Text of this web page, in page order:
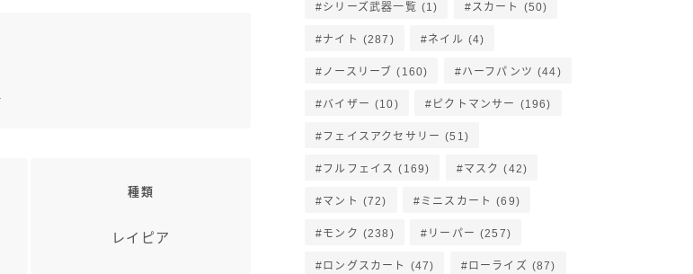
種類
レイピア
シリーズ武器一覧 (1) スカート (50)
ナイト (287) ネイル (4)
ノースリーブ (160) ハーフパンツ (44)
バイザー (10) ピクトマンサー (196)
フェイスアクセサリー (51)
フルフェイス (169) マスク (42)
マント (72) ミニスカート (69)
モンク (238) リーパー (257)
ロングスカート (47) ローライズ (87)